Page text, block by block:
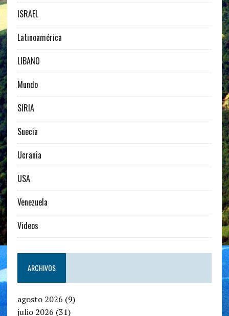
ISRAEL
Latinoamérica
LIBANO
Mundo
SIRIA
Suecia
Ucrania
USA
Venezuela
Videos
ARCHIVOS
agosto 2026 (9)
julio 2026 (31)